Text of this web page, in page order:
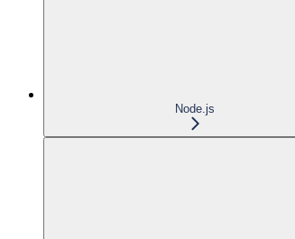
Node.js